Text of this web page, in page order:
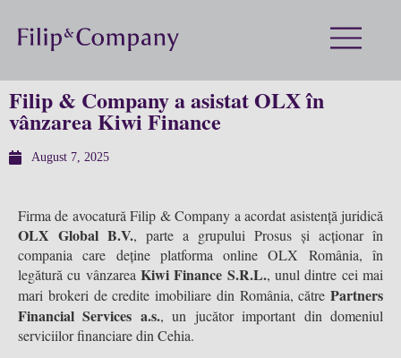
Filip & Company a asistat OLX în
vânzarea Kiwi Finance
August 7, 2025
Firma de avocatură Filip & Company a acordat asistență juridică
OLX Global B.V., parte a grupului Prosus și acționar în
compania care deține platforma online OLX România, în
legătură cu vânzarea Kiwi Finance S.R.L., unul dintre cei mai
mari brokeri de credite imobiliare din România, către Partners
Financial Services a.s., un jucător important din domeniul
serviciilor financiare din Cehia.